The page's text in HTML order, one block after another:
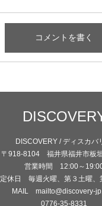
DISCOVERY / ディスカバ
〒918-8104 福井県福井市板
営業時間 12:00～
定休日 毎週火曜、第３土曜、
MAIL mailto@discovery-
0776-35-8331